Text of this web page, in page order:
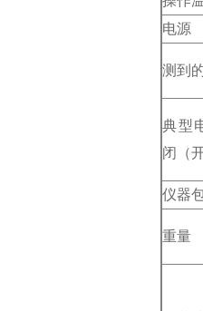
电源
测到
典型
闭（
仪器
重量